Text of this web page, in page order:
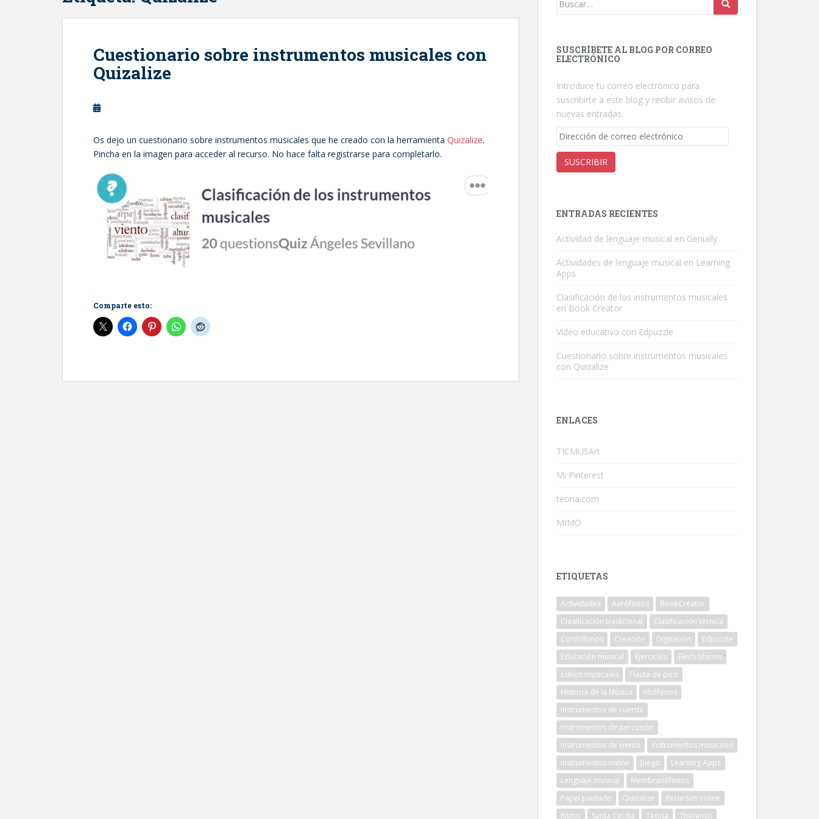
Cuestionario sobre instrumentos musicales con
Quizalize
Os dejo un cuestionario sobre instrumentos musicales que he creado con la herramienta Quizalize.
Pincha en la imagen para acceder al recurso. No hace falta registrarse para completarlo.
Comparte esto:
SUSCRÍBETE AL BLOG POR CORREO
ELECTRÓNICO
Introduce tu correo electrónico para
suscribirte a este blog y recibir avisos de
nuevas entradas.
Dirección
correo
electrónico
SUSCRIBIR
ENTRADAS RECIENTES
Actividad de lenguaje musical en Genially
Actividades de lenguaje musical en Learning
Apps
Clasificación de los instrumentos musicales
en Book Creator
Vídeo educativo con Edpuzzle
Cuestionario sobre instrumentos musicales
con Quizalize
ENLACES
TICMUSArt
Mi Pinterest
teoria.com
MIMO
ETIQUETAS
Actividades Aerófonos
BookCreator
Clasificación tradicional
Clasificación técnica
Cordófonos
Creación Digitación
Edpuzzle
Educación musical
Ejercicios
Electrófonos
Estilos musicales
Flauta de pico
Historia de la Música
Idiófonos
Instrumentos de cuerda
Instrumentos de percusión
Instrumentos de viento
Instrumentos musicales
Instrumentos online
Juego
Learning Apps
Lenguaje musical
Membranófonos
Papel pautado
Quizalize
Recursos online
Ritmo
Santa Cecilia Teoría Theremin